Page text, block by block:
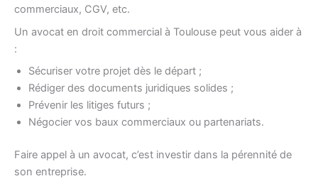
commerciaux, CGV, etc.
Un avocat en droit commercial à Toulouse peut vous aider à
:
Sécuriser votre projet dès le départ ;
Rédiger des documents juridiques solides ;
Prévenir les litiges futurs ;
Négocier vos baux commerciaux ou partenariats.
Faire appel à un avocat, c’est investir dans la pérennité de
son entreprise.